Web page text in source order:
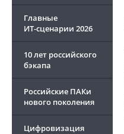
Главные
ИТ-сценарии 2026
10 лет российского
бэкапа
Российские ПАКи
нового поколения
Цифровизация